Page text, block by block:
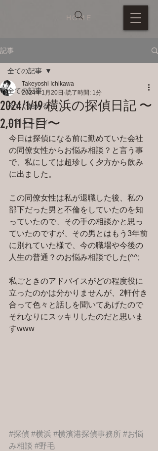
HOME
記事
全ての記事
今すぐ始める
コミュニティ
全ての記事
2024/1/19 横浜の探偵日記 〜
2,011日目〜
Takeyoshi Ichikawa
2024年1月20日 読了時間: 1分
今日は探偵になる前に勤めていた会社
の同僚女性からお悩み相談？と言う事
で、私にしては超珍しく夕方から飲み
に出ました。
この同僚女性は私が退職した後、私の
部下だった男と不倫をしていたのを知
っていたので、その手の相談かと思っ
ていたのですが、その男とはもう3年前
に別れていた様で、今の職場や今後の
人生の普通？のお悩み相談でした(^^;
私ごときのアドバイスがどの程度役に
立ったのかは分かりませんが、2軒付き
合って色々と話しを聞いてあげたので
それなりにスッキリしたのだと思いま
すwww
#探偵 #横浜 #横濱港探偵事務所 #お悩
み相談 #野毛